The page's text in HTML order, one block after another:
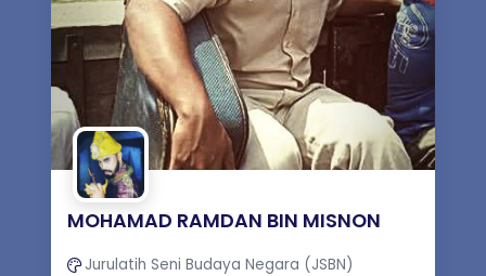
MOHAMAD RAMDAN BIN MISNON
Jurulatih Seni Budaya Negara (JSBN)